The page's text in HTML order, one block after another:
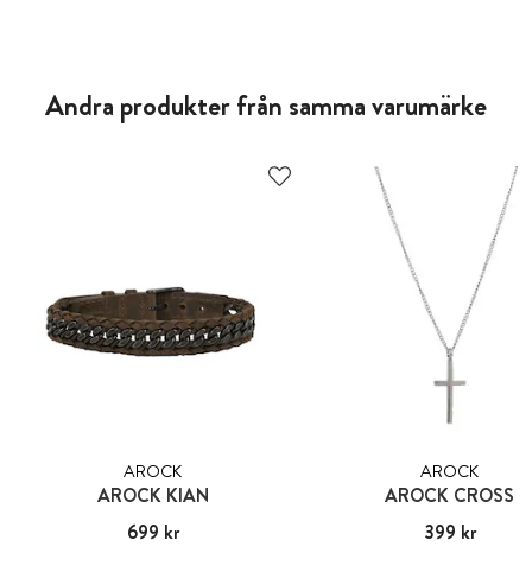
Andra produkter från samma varumärke
AROCK
AROCK KIAN
Pris:699 kr
699 kr
AROCK
AROCK CROSS
Pris:399 kr
399 kr